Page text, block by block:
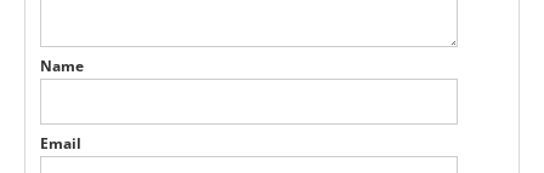
Name
Email